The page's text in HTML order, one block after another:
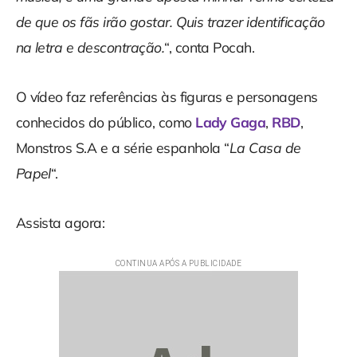
de que os fãs irão gostar. Quis trazer identificação
na letra e descontração.“, conta Pocah.
O vídeo faz referências às figuras e personagens
conhecidos do público, como Lady Gaga, RBD,
Monstros S.A e a série espanhola “La Casa de
Papel“.
Assista agora: